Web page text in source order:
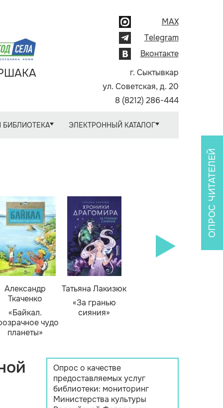
MAX
Telegram
Вконтакте
г. Сыктывкар
ул. Советская, д. 20
8 (8212) 286-444
БИБЛИОТЕКА ЭЛЕКТРОННЫЙ КАТАЛОГ
Александр
Ткаченко
«Байкал.
чудо
планеты»
Татьяна Лакизюк
«За гранью
сияния»
ОПРОС ЧИТАТЕЛЕЙ
Опрос о качестве
предоставляемых услуг
библиотеки: мониторинг
Министерства культуры